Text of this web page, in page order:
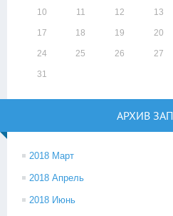
10 11 12 13
17 18 19 20
24 25 26 27
31
АРХИВ
2018 Март
2018 Апрель
2018 Июнь